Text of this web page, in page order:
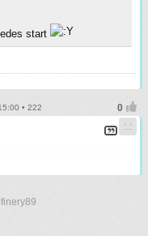
start
• 222